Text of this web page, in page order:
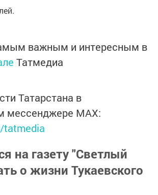
важным и интересным в
Татмедиа
Татарстана в
мессенджере MАХ:
tatmedia
на газету "Светлый
о жизни Тукаевского